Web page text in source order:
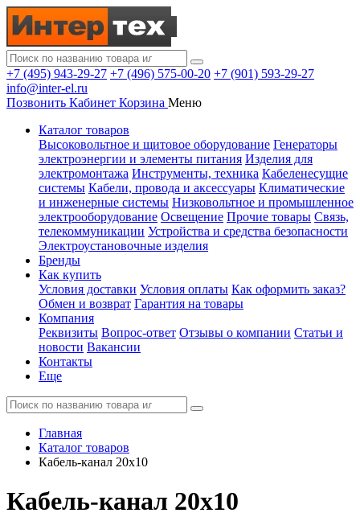
+7 (495) 943-29-27 +7 (496) 575-00-20 +7 (901) 593-29-27
info@inter-el.ru
Позвонить Кабинет Корзина Меню
Каталог товаров
Высоковольтное и щитовое оборудование Генераторы
электроэнергии и элементы питания Изделия для
электромонтажа Инструменты, техника Кабеленесущие
системы Кабели, провода и аксессуары Климатические
и инженерные системы Низковольтное и промышленное
электрооборудование Освещение Прочие товары Связь,
телекоммуникации Устройства и средства безопасности
Электроустановочные изделия
Бренды
Как купить
Условия доставки Условия оплаты Как оформить заказ?
Обмен и возврат Гарантия на товары
Компания
Реквизиты Вопрос-ответ Отзывы о компании Статьи и
новости Вакансии
Контакты
Еще
Главная
Каталог товаров
Кабель-канал 20х10
Кабель-канал 20х10